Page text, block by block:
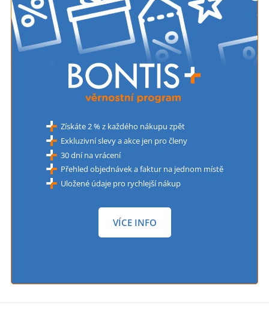
Získáte 2 % z každého nákupu zpět
Exkluzivní slevy a akce jen pro členy
30 dní na vrácení
Přehled objednávek a faktur na jednom místě
Uložené údaje pro rychlejší nákup
VÍCE INFO